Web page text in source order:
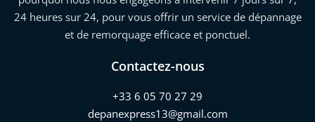
24 heures sur 24, pour vous offrir un service de dépannage
et de remorquage efficace et ponctuel.
Contactez-nous
+33 6 05 70 27 29
depanexpress13@gmail.com